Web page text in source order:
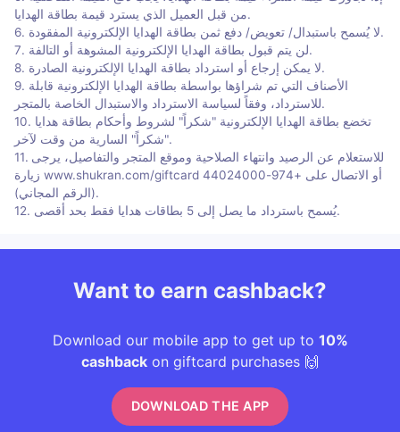
من قبل العميل الذي يسترد قيمة بطاقة الهدايا.
6. لا يُسمح باستبدال/ تعويض/ دفع ثمن بطاقة الهدايا الإلكترونية المفقودة.
7. لن يتم قبول بطاقة الهدايا الإلكترونية المشوهة أو التالفة.
8. لا يمكن إرجاع أو استرداد بطاقة الهدايا الإلكترونية الصادرة.
9. الأصناف التي تم شراؤها بواسطة بطاقة الهدايا الإلكترونية قابلة
للاسترداد، وفقاً لسياسة الاسترداد والاستبدال الخاصة بالمتجر.
10. تخضع بطاقة الهدايا الإلكترونية "شكراً" لشروط وأحكام بطاقة هدايا
"شكراً" السارية من وقت لآخر.
11. للاستعلام عن الرصيد وانتهاء الصلاحية وموقع المتجر والتفاصيل، يرجى
زيارة www.shukran.com/giftcard أو الاتصال على +974-44024000
(الرقم المجاني).
12. يُسمح باسترداد ما يصل إلى 5 بطاقات هدايا فقط بحد أقصى.
Want to earn cashback?
Download our mobile app to get up to 10%
cashback on giftcard purchases 🙌
DOWNLOAD THE APP